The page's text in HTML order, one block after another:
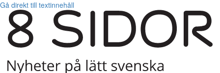
Gå direkt till textinnehåll